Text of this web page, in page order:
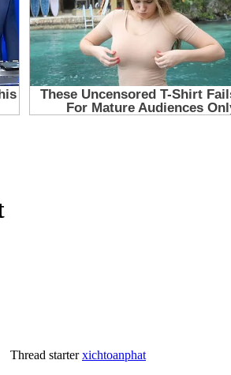
Thread starter xichtoanphat